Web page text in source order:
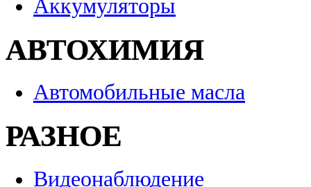
Аккумуляторы
АВТОХИМИЯ
Автомобильные масла
РАЗНОЕ
Видеонаблюдение